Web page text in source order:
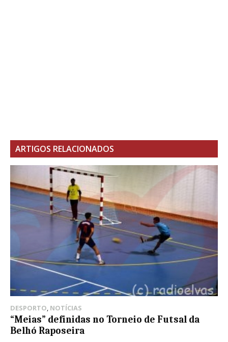
ARTIGOS RELACIONADOS
DESPORTO, NOTÍCIAS
“Meias” definidas no Torneio de Futsal da
Belhó Raposeira